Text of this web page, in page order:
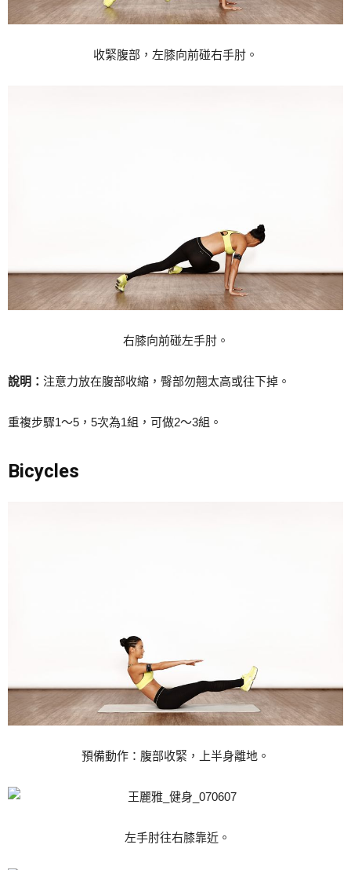
收緊腹部，左膝向前碰右手肘。
右膝向前碰左手肘。
說明： 注意力放在腹部收縮，臀部勿翹太高或往下掉。
重複步驟1～5，5次為1組，可做2～3組。
Bicycles
預備動作：腹部收緊，上半身離地。
左手肘往右膝靠近。